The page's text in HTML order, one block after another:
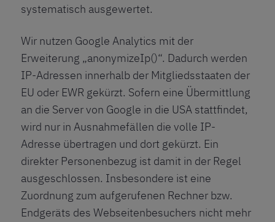
systematisch ausgewertet.
Wir nutzen Google Analytics mit der
Erweiterung „anonymizeIp()“. Dadurch werden
IP-Adressen innerhalb der Mitgliedsstaaten der
EU oder EWR gekürzt. Sofern eine Übermittlung
an die Server von Google in die USA stattfindet,
wird nur in Ausnahmefällen die volle IP-
Adresse übertragen und dort gekürzt. Ein
direkter Personenbezug ist damit in der Regel
ausgeschlossen. Insbesondere ist eine
Zuordnung zum aufgerufenen Rechner bzw.
Endgeräts des Webseitenbesuchers nicht mehr